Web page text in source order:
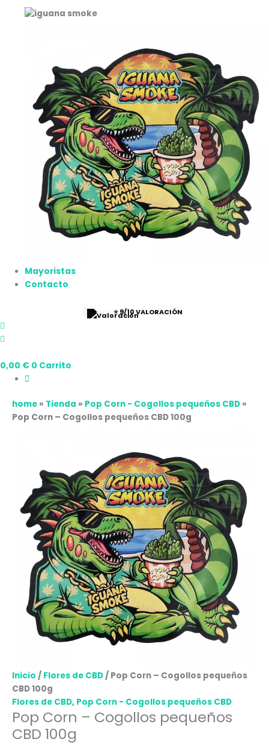
Mayoristas
Contacto
⭐ 9/10 VALORACIÓN
0,00 € 0 Carrito
home » Tienda » Pop Corn - Cogollos pequeños CBD »
Pop Corn – Cogollos pequeños CBD 100g
Inicio / Flores de CBD/ Pop Corn – Cogollos pequeños
CBD 100g
Flores de CBD, Pop Corn - Cogollos pequeños CBD
Pop Corn – Cogollos pequeños
CBD 100g